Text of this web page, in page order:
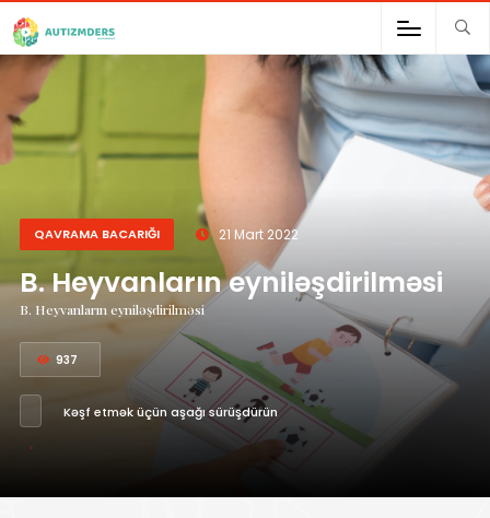
QAVRAMA BACARIĞI 21 Mart 2022
B. Heyvanların eyniləşdirilməsi
B. Heyvanların eyniləşdirilməsi
937
Kəşf etmək üçün aşağı sürüşdürün